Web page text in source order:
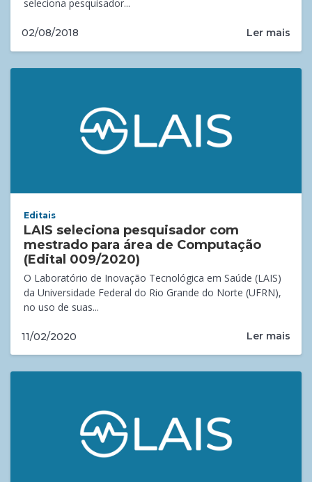
seleciona pesquisador...
02/08/2018 Ler mais
Editais
LAIS seleciona pesquisador com
mestrado para área de Computação
(Edital 009/2020)
O Laboratório de Inovação Tecnológica em Saúde (LAIS)
da Universidade Federal do Rio Grande do Norte (UFRN),
no uso de suas...
11/02/2020 Ler mais